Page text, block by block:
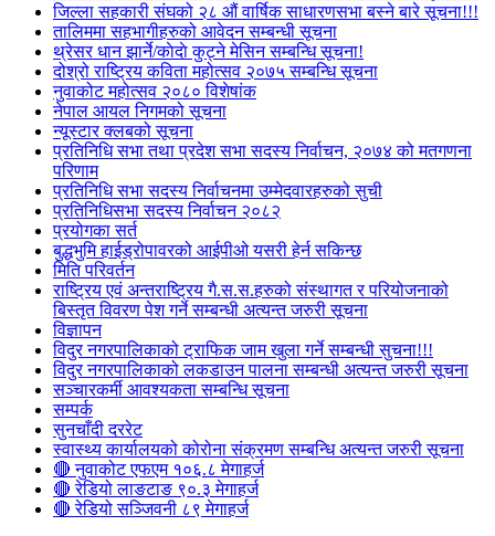
जिल्ला सहकारी संघको २८ औं वार्षिक साधारणसभा बस्ने बारे सूचना!!!
तालिममा सहभागीहरुको आवेदन सम्बन्धी सूचना
थ्रेसर धान झार्ने/काेदाे कुट्ने मेसिन सम्बन्धि सूचना!
दोश्रो राष्ट्रिय कविता महोत्सव २०७५ सम्बन्धि सूचना
नुवाकोट महोत्सव २०८० विशेषांक
नेपाल आयल निगमको सूचना
न्यूस्टार क्लबको सूचना
प्रतिनिधि सभा तथा प्रदेश सभा सदस्य निर्वाचन, २०७४ को मतगणना
परिणाम
प्रतिनिधि सभा सदस्य निर्वाचनमा उम्मेदवारहरुको सुची
प्रतिनिधिसभा सदस्य निर्वाचन २०८२
प्रयोगका सर्त
बुद्धभुमि हाईड्रोपावरको आईपीओ यसरी हेर्न सकिन्छ
मिति परिवर्तन
राष्ट्रिय एवं अन्तराष्ट्रिय गै.स.स.हरुको संस्थागत र परियोजनाको
बिस्तृत विवरण पेश गर्ने सम्बन्धी अत्यन्त जरुरी सूचना
विज्ञापन
विदुर नगरपालिकाको ट्राफिक जाम खुला गर्ने सम्बन्धी सुचना!!!
विदुर नगरपालिकाको लकडाउन पालना सम्बन्धी अत्यन्त जरुरी सूचना
सञ्चारकर्मी आवश्यकता सम्बन्धि सूचना
सम्पर्क
सुनचाँदी दररेट
स्वास्थ्य कार्यालयको कोरोना संक्रमण सम्बन्धि अत्यन्त जरुरी सूचना
🔴 नुवाकोट एफएम १०६.८ मेगाहर्ज
🔴 रेडियो लाङटाङ ९०.३ मेगाहर्ज
🔴 रेडियो सञ्जिवनी ८९ मेगाहर्ज